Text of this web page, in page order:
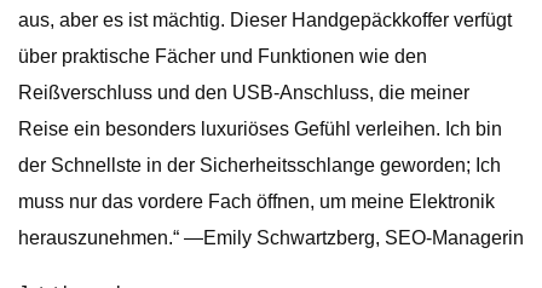
aus, aber es ist mächtig. Dieser Handgepäckkoffer verfügt
über praktische Fächer und Funktionen wie den
Reißverschluss und den USB-Anschluss, die meiner
Reise ein besonders luxuriöses Gefühl verleihen. Ich bin
der Schnellste in der Sicherheitsschlange geworden; Ich
muss nur das vordere Fach öffnen, um meine Elektronik
herauszunehmen.“ —Emily Schwartzberg, SEO-Managerin